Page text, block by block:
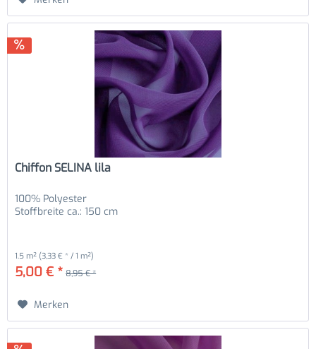
Chiffon SELINA lila
100% Polyester
Stoffbreite ca.: 150 cm
1.5 m² (3,33 € * / 1 m²)
5,00 € * 8,95 € *
Merken